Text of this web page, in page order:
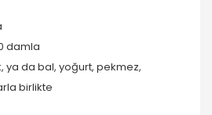
damla
ya da bal, yoğurt, pekmez,
birlikte